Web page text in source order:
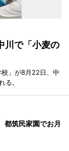
川で「小麦の
」が8月22日、中
る。
筑民家園でお月